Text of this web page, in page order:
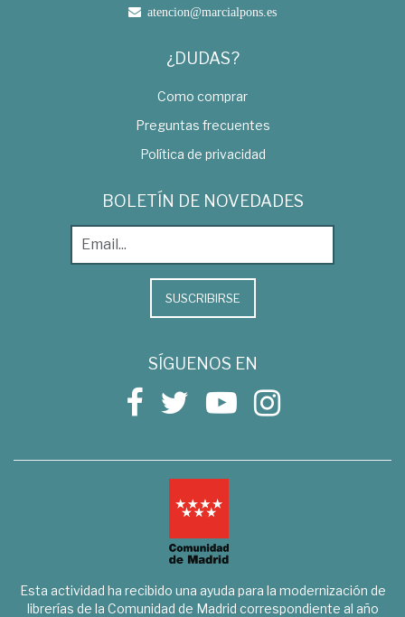
atencion@marcialpons.es
¿DUDAS?
Como comprar
Preguntas frecuentes
Política de privacidad
BOLETÍN DE NOVEDADES
SUSCRIBIRSE
SÍGUENOS EN
Esta actividad ha recibido una ayuda para la modernización de
librerías de la Comunidad de Madrid correspondiente al año